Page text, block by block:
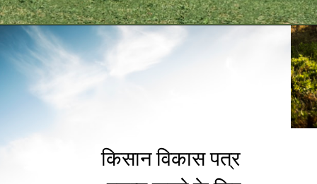
किसान विकास पत्र
किसान विकास पत्र